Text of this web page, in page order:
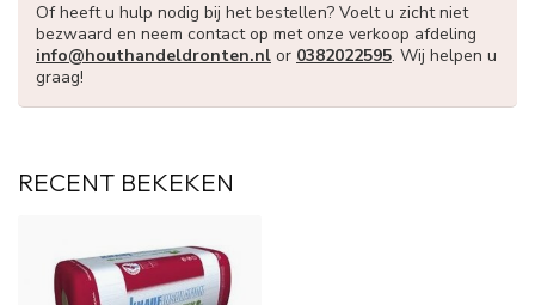
Of heeft u hulp nodig bij het bestellen? Voelt u zicht niet
bezwaard en neem contact op met onze verkoop afdeling
info@houthandeldronten.nl or 0382022595. Wij helpen u
graag!
RECENT BEKEKEN